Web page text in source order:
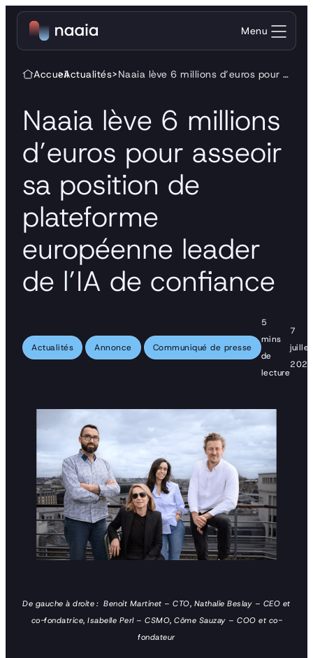
Aller au contenu
Menu
Accueil
>Actualités> Naaia lève 6 millions d’euros pour asseoir sa position de plateforme européenne leader de l’IA de confiance
Naaia lève 6 millions
d’euros pour asseoir
sa position de
plateforme
européenne leader
de l’IA de confiance
Actualités Annonce Communiqué de presse
5
mins
de
lecture
7
juillet
2026
De gauche à droite : Benoit Martinet – CTO, Nathalie Beslay – CEO et
co-fondatrice, Isabelle Perl – CSMO, Côme Sauzay – COO et co-
fondateur